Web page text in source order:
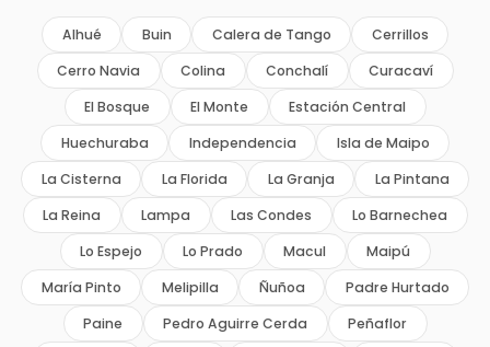
Alhué Buin Calera de Tango
Cerrillos
Cerro Navia
Colina Conchalí
Curacaví
El Bosque
El Monte
Estación Central
Huechuraba
Independencia
Isla de Maipo
La Cisterna
La Florida La Granja
La Pintana
La Reina
Lampa Las Condes
Lo Barnechea
Lo Espejo
Lo Prado Macul
Maipú
María Pinto
Melipilla Ñuñoa
Padre Hurtado
Paine
Pedro Aguirre Cerda Peñaflor